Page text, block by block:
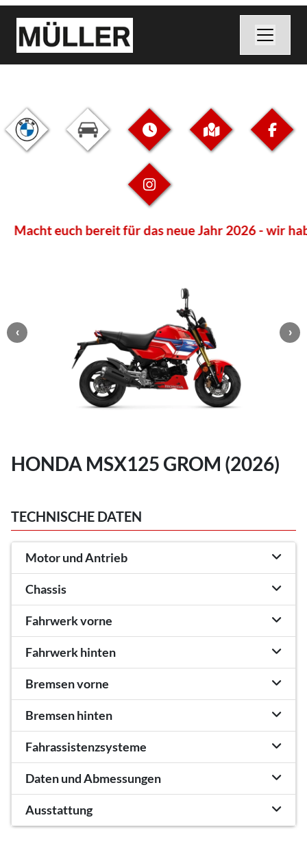
Macht euch bereit für das neue Jahr 2026 - wir
HONDA MSX125 GROM (2026)
TECHNISCHE DATEN
Motor und Antrieb
Chassis
Fahrwerk vorne
Fahrwerk hinten
Bremsen vorne
Bremsen hinten
Fahrassistenzsysteme
Daten und Abmessungen
Ausstattung